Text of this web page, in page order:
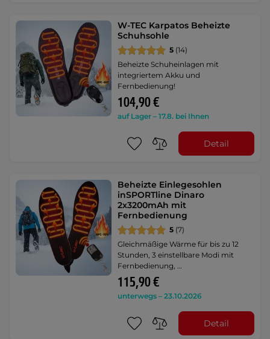
W-TEC Karpatos Beheizte
Schuhsohle
5 (14)
Beheizte Schuheinlagen mit
integriertem Akku und
Fernbedienung!
104,90 €
auf Lager – 17.8. bei Ihnen
Detail
Beheizte Einlegesohlen
inSPORTline Dinaro
2x3200mAh mit
Fernbedienung
5 (7)
Gleichmäßige Wärme für bis zu 12
Stunden, 3 einstellbare Modi mit
Fernbedienung, …
115,90 €
unterwegs – 23.10.2026
Detail